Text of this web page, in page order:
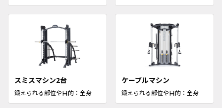
スミスマシン2台
鍛えられる部位や目的：全身
ケーブルマシン
鍛えられる部位や目的：全身